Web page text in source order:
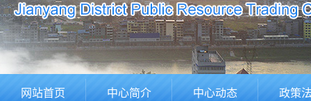
网站首页 中心简介 中心动态 政策